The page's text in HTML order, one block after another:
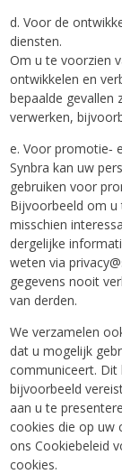
d. Voor de
diensten.
Om u te voorzien
ontwikkelen en
bepaalde gevallen
verwerken,
e. Voor promotie‐
Synbra kan uw
gebruiken voor
Bijvoorbeeld om
misschien
dergelijke
weten via
gegevens nooit
van derden.
We verzamelen
dat u mogelijk
communiceert. Dit
bijvoorbeeld
aan u te
cookies die op uw
ons Cookiebeleid
cookies.